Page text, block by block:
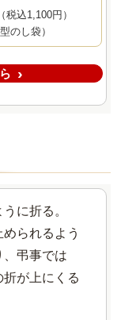
税込1,100円）
のし袋）
に折る。
られるよう
、弔事では
折が上にくる